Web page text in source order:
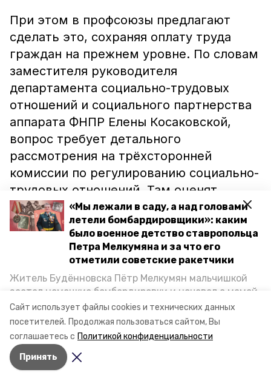
Сайт использует файлы cookies и технических данных
посетителей. Продолжая пользоваться сайтом, Вы
соглашаетесь с Политикой конфиденциальности
Принять
«Мы лежали в саду, а над головами
летели бомбардировщики»: каким
было военное детство ставропольца
Петра Мелкумяна и за что его
отметили советские ракетчики
Житель Будённовска Пётр Мелкумян мальчишкой
застал немецкие бомбардировки и ночевал с мамой
под открытым небом, когда гитлеровцы заняли их
дом. Чем запомнились эти дни, как выживали после
и чем Пётр помог ракетным войскам — в новом
материале спецпроекта «Победы26» «Дети
Великой Отечественной».
При этом в профсоюзы предлагают
сделать это, сохраняя оплату труда
граждан на прежнем уровне. По словам
заместителя руководителя
департамента социально-трудовых
отношений и социального партнерства
аппарата ФНПР Елены Косаковской,
вопрос требует детального
рассмотрения на трёхсторонней
комиссии по регулированию социально-
трудовых отношений. Там оценят
инициативу с точки зрения многих
процессов, протекающих в этой сфере.
Ранее сообщалось, что молодых людей
предложили ограничиватьв
возможности брать кредиты.
Фото: pxhere.com
Авторы: Ксения Смолянко